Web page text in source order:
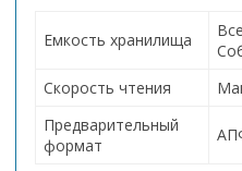
Емкость хранилища
Скорость чтения
Предварительный
формат